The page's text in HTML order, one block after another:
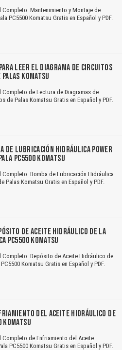
Completo: Mantenimiento y Montaje de
PC5500 Komatsu Gratis en Español y PDF.
LEER EL DIAGRAMA DE CIRCUITOS
KOMATSU
Completo de Lectura de Diagramas de
de Palas Komatsu Gratis en Español y PDF.
DE LUBRICACIÓN HIDRÁULICA POWER
PC5500 KOMATSU
Completo: Bomba de Lubricación Hidráulica
Palas Komatsu Gratis en Español y PDF.
DE ACEITE HIDRÁULICO DE LA
PC5500 KOMATSU
Completo: Depósito de Aceite Hidráulico de
Komatsu Gratis en Español y PDF.
DEL ACEITE HIDRÁULICO DE
KOMATSU
Completo de Enfriamiento del Aceite
PC5500 Komatsu Gratis en Español y PDF.